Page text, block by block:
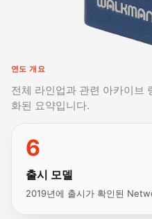
연도 개요
전체 라인업과 관련 아카이브
화된 요약입니다.
6
출시 모델
2019년에 출시가 확인된